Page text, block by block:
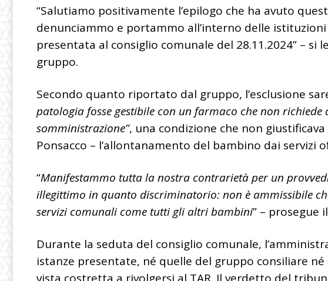
“Salutiamo positivamente l’epilogo che ha avuto
denunciammo e portammo all’interno delle
presentata al consiglio comunale del 28.11.2024” – si
gruppo.
Secondo quanto riportato dal gruppo, l’esclusione
patologia fosse gestibile con un farmaco che non
somministrazione”, una condizione che non
Ponsacco – l’allontanamento del bambino dai servizi
“Manifestammo tutta la nostra contrarietà per un
illegittimo in quanto discriminatorio: non è ammissibile
servizi comunali come tutti gli altri bambini” – prosegue
Durante la seduta del consiglio comunale,
istanze presentate, né quelle del gruppo consiliare